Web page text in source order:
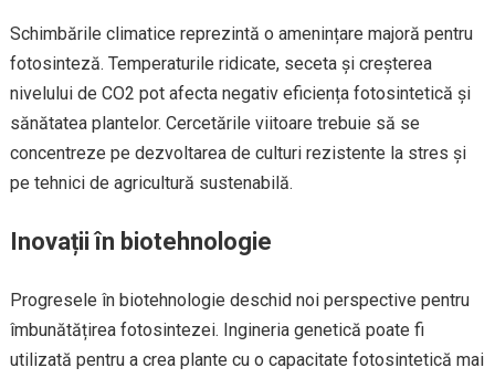
Schimbările climatice reprezintă o amenințare majoră pentru
fotosinteză. Temperaturile ridicate, seceta și creșterea
nivelului de CO2 pot afecta negativ eficiența fotosintetică și
sănătatea plantelor. Cercetările viitoare trebuie să se
concentreze pe dezvoltarea de culturi rezistente la stres și
pe tehnici de agricultură sustenabilă.
Inovații în biotehnologie
Progresele în biotehnologie deschid noi perspective pentru
îmbunătățirea fotosintezei. Ingineria genetică poate fi
utilizată pentru a crea plante cu o capacitate fotosintetică mai